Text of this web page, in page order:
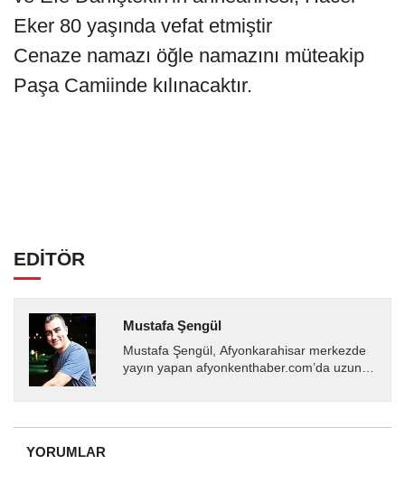
Eker 80 yaşında vefat etmiştir
Cenaze namazı öğle namazını müteakip
Paşa Camiinde kılınacaktır.
EDİTÖR
Mustafa Şengül
Mustafa Şengül, Afyonkarahisar merkezde
yayın yapan afyonkenthaber.com’da uzun
almakta, haber akışı...
YORUMLAR